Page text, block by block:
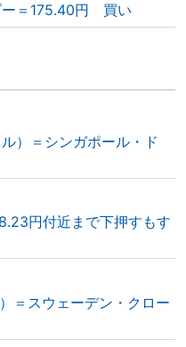
ー＝175.40円 買い
）＝シンガポール・ド
円付近まで下押すもす
＝スウェーデン・クロー